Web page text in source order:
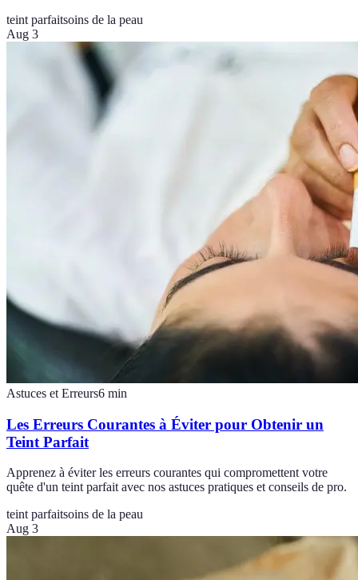
teint parfaitsoins de la peau
Aug 3
Astuces et Erreurs6 min
Les Erreurs Courantes à Éviter pour Obtenir un
Teint Parfait
Apprenez à éviter les erreurs courantes qui compromettent votre
quête d'un teint parfait avec nos astuces pratiques et conseils de pro.
teint parfaitsoins de la peau
Aug 3